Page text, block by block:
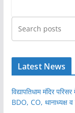
Latest News
विद्यापतिधाम मंदिर
BDO, CO, थानाध्यक्ष व